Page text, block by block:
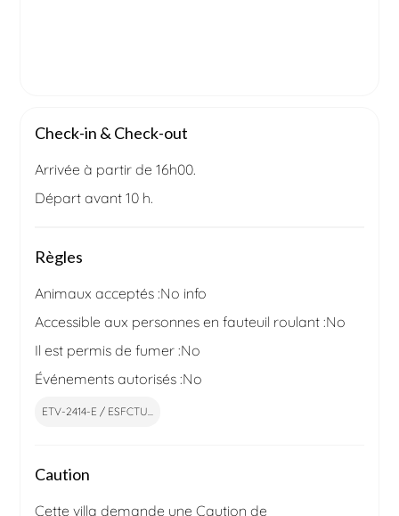
Check-in & Check-out
Arrivée à partir de 16h00.
Départ avant 10 h.
Règles
Animaux acceptés :No info
Accessible aux personnes en fauteuil roulant :No
Il est permis de fumer :No
Événements autorisés :No
ETV-2414-E / ESFCTU...
Caution
Cette villa demande une Caution de